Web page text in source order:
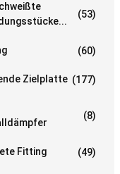
(53)
(60)
Zielplatte (177)
(8)
Fitting (49)